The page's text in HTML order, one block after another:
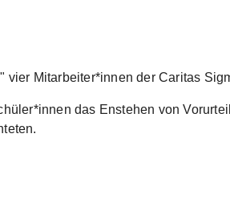
Mitarbeiter*innen der Caritas
das Enstehen von